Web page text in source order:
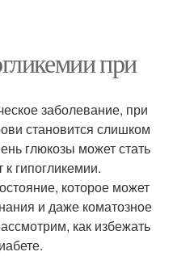
при
заболевание, при
становится слишком
глюкозы может стать
гипогликемии.
которое может
и даже коматозное
как избежать